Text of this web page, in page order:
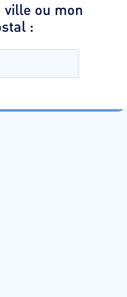
ville ou mon
: